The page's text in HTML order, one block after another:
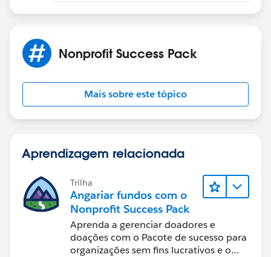
Nonprofit Success Pack
Mais sobre este tópico
Aprendizagem relacionada
Trilha
Angariar fundos com o
Nonprofit Success Pack
Aprenda a gerenciar doadores e
doações com o Pacote de sucesso para
organizações sem fins lucrativos e o